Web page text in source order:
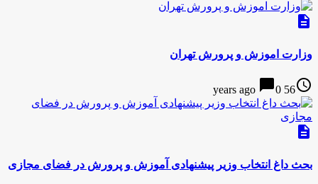
description
وزارت اموزش و پرورش تهران
access_time
56 years ago
chat_bubble0
description
بحث داغ انتخاب وزیر پیشنهادی آموزش و پرورش در فضای مجازی